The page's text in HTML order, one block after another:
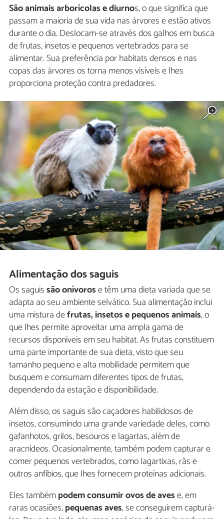
São animais arborícolas e diurnos, o que significa que
passam a maioria de sua vida nas árvores e estão ativos
durante o dia. Deslocam-se através dos galhos em busca
de frutas, insetos e pequenos vertebrados para se
alimentar. Sua preferência por habitats densos e nas
copas das árvores os torna menos visíveis e lhes
proporciona proteção contra predadores.
Alimentação dos saguis
Os saguissão onívorose têm uma dieta variada que se
adapta ao seu ambiente selvático. Sua alimentação inclui
uma mistura defrutas, insetos e pequenos animais, o
que lhes permite aproveitar uma ampla gama de
recursos disponíveis em seu habitat. As frutas constituem
uma parte importante de sua dieta, visto que seu
tamanho pequeno e alta mobilidade permitem que
busquem e consumam diferentes tipos de frutas,
dependendo da estação e disponibilidade.
Além disso, os saguis são caçadores habilidosos de
insetos, consumindo uma grande variedade deles, como
gafanhotos, grilos, besouros e lagartas, além de
aracnídeos. Ocasionalmente, também podem capturar e
comer pequenos vertebrados, como lagartixas, rãs e
outros anfíbios, que lhes fornecem proteínas adicionais.
Eles tambémpodem consumir ovos de avese, em
raras ocasiões,pequenas aves, se conseguirem capturá-